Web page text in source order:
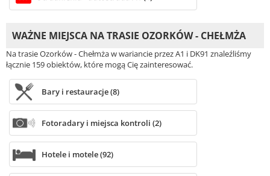
WAŻNE MIEJSCA NA TRASIE OZORKÓW - CHEŁMŻA
Na trasie Ozorków - Chełmża w wariancie przez A1 i DK91 znaleźliśmy
łącznie 159 obiektów, które mogą Cię zainteresować.
Bary i restauracje (8)
Fotoradary i miejsca kontroli (2)
Hotele i motele (92)